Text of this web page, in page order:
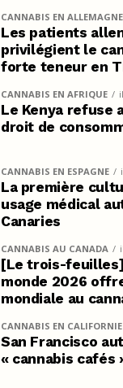
CANNABIS EN ALLEMAGNE
Les patients
privilégient le
forte teneur en
CANNABIS EN AFRIQUE
Le Kenya refuse
droit de
CANNABIS EN ESPAGNE
La première
usage médical
Canaries
CANNABIS AU CANADA
[Le trois-feuilles]
monde 2026
mondiale au
CANNABIS EN CALIFORNIE
San Francisco
« cannabis cafés